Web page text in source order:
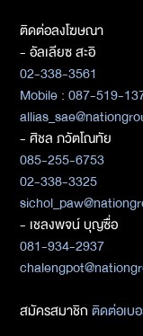
ติดต่อลงโฆษณา
- อัลเลียซ สะอิ
02-338-3561
Mobile : 087-519-
- ศิชล ภวัตโณทัย
085-255-6753
02-338-3325
- เชลงพจน์ บุญซื่อ
081-934-2937
สมัครสมาชิกติดต่อเบ